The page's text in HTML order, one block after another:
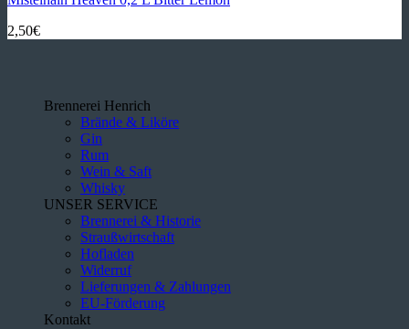
2,50€
Brennerei Henrich
Brände & Liköre
Gin
Rum
Wein & Saft
Whisky
UNSER SERVICE
Brennerei & Historie
Straußwirtschaft
Hofladen
Widerruf
Lieferungen & Zahlungen
EU-Förderung
Kontakt